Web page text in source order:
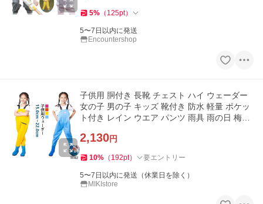
5% （ 125pt）
5〜7日以内に発送
Encountershop
子供用 胴付き 長靴 チェスト ハイ ウェーダー
女の子 男の子 キッズ 靴付き 防水 軽量 ポケッ
ト付き レイン ウエア パンツ 雨具 雨の日 梅雨
2,130円
10% （ 192pt） 要エントリー
5〜7日以内に発送（休業日を除く）
MIKIstore